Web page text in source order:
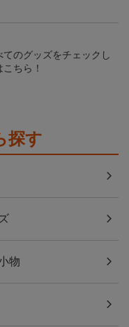
のグッズをチェックし
ちら！
探す
物